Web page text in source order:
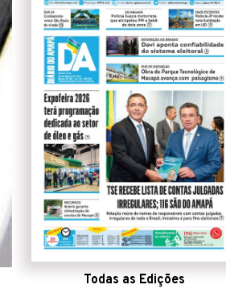
Todas as Edições